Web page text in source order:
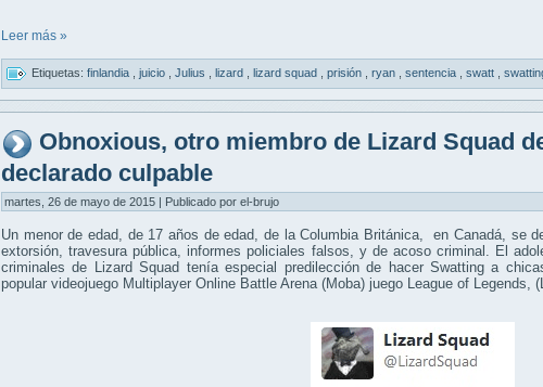
Leer más »
Etiquetas: finlandia juicio Julius lizard lizard squad prisión ryan sentencia swatt
Obnoxious, otro miembro de Lizard Squad
declarado culpable
martes, 26 de mayo de 2015 | Publicado por el-brujo
Un menor de edad, de 17 años de edad, de la Columbia Británica, en Canadá, se
extorsión, travesura pública, informes policiales falsos, y de acoso criminal. El
criminales de Lizard Squad tenía especial predilección de hacer Swatting a
popular videojuego Multiplayer Online Battle Arena (Moba) juego League of Legends,